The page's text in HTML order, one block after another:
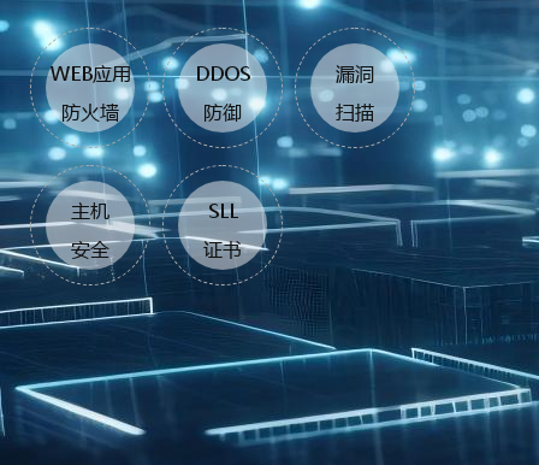
WEB应用
防火墙
DDOS
防御
漏洞
扫描
主机
安全
SLL
证书